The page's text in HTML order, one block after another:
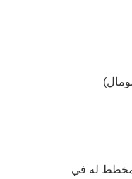
– زنجبار (بديل للكود 259 المخطط له في